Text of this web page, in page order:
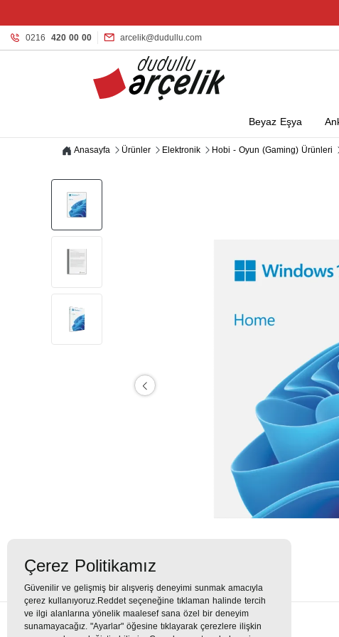
0216 420 00 00 arcelik@dudullu.com
Beyaz Eşya
Anasayfa Ürünler Elektronik Hobi - Oyun (Gaming) Ürünleri
Çerez Politikamız
Güvenilir ve gelişmiş bir alışveriş deneyimi sunmak amacıyla
çerez kullanıyoruz.Reddet seçeneğine tıklaman halinde tercih
ve ilgi alanlarına yönelik maalesef sana özel bir deneyim
sunamayacağız. "Ayarlar" öğesine tıklayarak çerezlere ilişkin